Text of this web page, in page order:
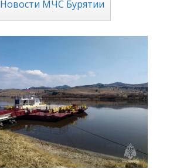
Новости МЧС Бурятии